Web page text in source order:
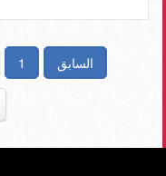
السابق 1